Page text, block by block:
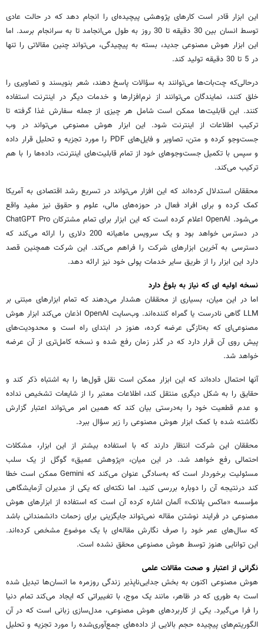
این ابزار قادر است کارهای پژوهشی پیچیده‌ای را انجام دهد که در حالت عادی
توسط انسان بین 30 دقیقه تا 30 روز به طول می‌انجامد تا به سرانجام برسد. اما
این ابزار هوش مصنوعی جدید، بسته به پیچیدگی، می‌تواند چنین مقالاتی را تنها
در 5 تا 30 دقیقه تولید کند.
درحالی‌که چت‌بات‌ها می‌توانند به سؤالات پاسخ دهند، شعر بنویسند و تصاویری را
خلق کنند، نمایندگان می‌توانند از نرم‌افزارها و خدمات دیگر در اینترنت استفاده
کنند. این قابلیت‌ها ممکن است شامل هر چیزی از جمله سفارش غذا گرفته تا
ترکیب اطلاعات از اینترنت ‌شود. این ابزار هوش مصنوعی می‌تواند در وب
جست‌وجو کرده و متن، تصاویر و فایل‌های PDF را مورد تجزیه و تحلیل قرار داده
و سپس با تکمیل جست‌وجوهای خود از تمام قابلیت‌های اینترنت، داده‌ها را با هم
ترکیب می‌کند.
محققان استدلال کرده‌اند که این افزار می‌تواند در تسریع رشد اقتصادی به آمریکا
کمک کرده و برای افراد فعال در حوزه‌های مالی، علوم و حقوق نیز مفید واقع
می‌شود. OpenAI اعلام کرده است که این ابزار برای تمام مشترکان ChatGPT Pro
در دسترس خواهد بود و یک سرویس ماهیانه 200 دلاری را ارائه می‌کند که
دسترسی به آخرین ابزارهای شرکت را فراهم می‌کند. این شرکت همچنین قصد
دارد این ابزار را از طریق سایر خدمات پولی خود نیز ارائه دهد.
نسخه اولیه ای که نیاز به بلوغ دارد
اما در این میان، بسیاری از محققان هشدار می‌دهند که تمام ابزارهای مبتنی بر
LLM گاهی نادرست یا گمراه کننده‌اند. وب‌سایت OpenAI اذعان می‌کند ابزار هوش
مصنوعی‌ای که به‌تازگی عرضه کرده، هنوز در ابتدای راه است و محدودیت‌های
پیش روی آن قرار دارد که در گذر زمان رفع شده و نسخه کامل‌تری از آن عرضه
خواهد شد.
آنها احتمال داده‌اند که این ابزار ممکن است نقل قول‌ها را به اشتباه ذکر کند و
حقایق را به شکل دیگری منتقل کند، اطلاعات معتبر را از شایعات تشخیص نداده
و عدم قطعیت خود را به‌درستی بیان کند که همین امر می‌تواند اعتبار گزارش
نگاشته شده با کمک ابزار هوش مصنوعی را زیر سؤال ببرد.
محققان این شرکت انتظار دارند که با استفاده بیشتر از این ابزار، مشکلات
احتمالی رفع خواهد شد. در این میان، «پژوهش عمیق» گوگل از یک سلب
مسئولیت برخوردار است که به‌سادگی عنوان می‌کند که Gemini ممکن است خطا
کند درنتیجه آن را دوباره بررسی کنید. اما نکته‌ای که یکی از مدیران آزمایشگاهی
مؤسسه «ماکس پلانک» آلمان اشاره کرده آن است که استفاده از ابزارهای هوش
مصنوعی در فرایند نوشتن مقاله نمی‌تواند جایگزینی برای زحمات دانشمندانی باشد
که سال‌های عمر خود را صرف نگارش مقاله‌ای با یک موضوع مشخص کرده‌اند.
این توانایی هنوز توسط هوش مصنوعی محقق نشده است.
نگرانی از اعتبار و صحت مقالات علمی
هوش مصنوعی اکنون به بخش جدایی‌ناپذیر زندگی روزمره ما انسان‌ها تبدیل شده
است به طوری که در ظاهر، مانند یک موج، با تغییراتی که ایجاد می‌کند تمام دنیا
را فرا می‌گیرد. یکی از کاربردهای هوش مصنوعی، مدل‌سازی زبانی است که در آن
الگوریتم‌های پیچیده حجم بالایی از داده‌های جمع‌آوری‌شده را مورد تجزیه و تحلیل